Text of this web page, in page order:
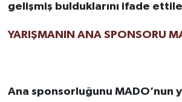
gelişmiş bulduklarını ifade
YARIŞMANIN ANA SPONSORU
Ana sponsorluğunu MADO’nun